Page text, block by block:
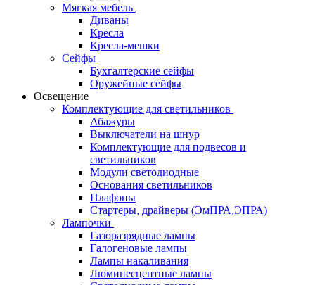
Мягкая мебель
Диваны
Кресла
Кресла-мешки
Сейфы
Бухгалтерские сейфы
Оружейные сейфы
Освещение
Комплектующие для светильников
Абажуры
Выключатели на шнур
Комплектующие для подвесов и
светильников
Модули светодиодные
Основания светильников
Плафоны
Стартеры, драйверы (ЭмПРА,ЭПРА)
Лампочки
Газоразрядные лампы
Галогеновые лампы
Лампы накаливания
Люминесцентные лампы